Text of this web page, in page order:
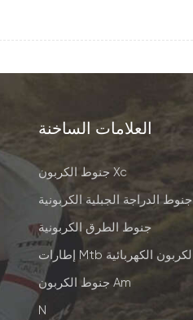
العلامات الساخنة
جنوط الكربون Xc
جنوط الدراجة الجبلية الكربونية
جنوط الطرق الكربونية
إطارات Mtb الكربون الكهربائية
جنوط الكربون Am
N